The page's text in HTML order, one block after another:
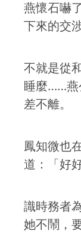
燕懷石嚇
下來的交
不就是從
睡麼……燕
差不離。
鳳知微也
道：「好
識時務者
她不鬧，